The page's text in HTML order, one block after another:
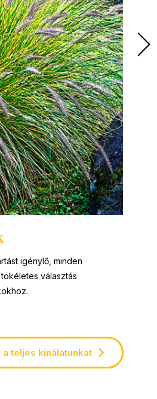
igénylő, minden
választás
teljes kínálatunkat